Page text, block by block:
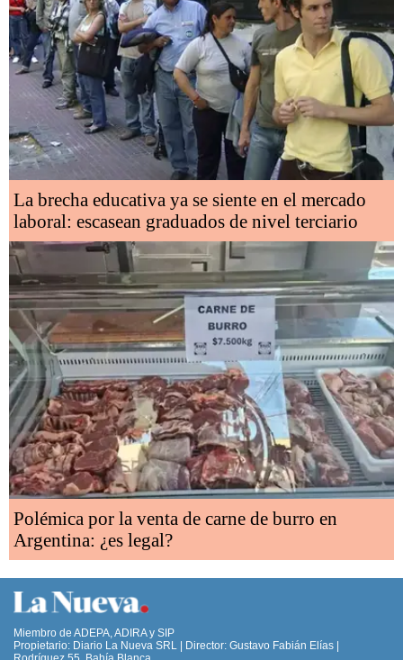
La brecha educativa ya se siente en el mercado
laboral: escasean graduados de nivel terciario
Polémica por la venta de carne de burro en
Argentina: ¿es legal?
Miembro de ADEPA, ADIRA y SIP
Propietario: Diario La Nueva SRL | Director: Gustavo Fabián Elías |